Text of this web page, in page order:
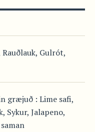
Gulrót,
græjuð : Lime safi,
Sykur, Jalapeno,